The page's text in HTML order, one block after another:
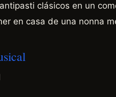
clásicos en un
en casa de una nonna